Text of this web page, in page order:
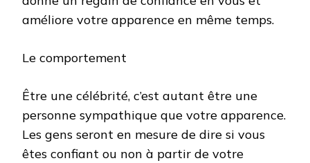
améliore votre apparence en même temps.
Le comportement
Être une célébrité, c’est autant être une
personne sympathique que votre apparence.
Les gens seront en mesure de dire si vous
êtes confiant ou non à partir de votre